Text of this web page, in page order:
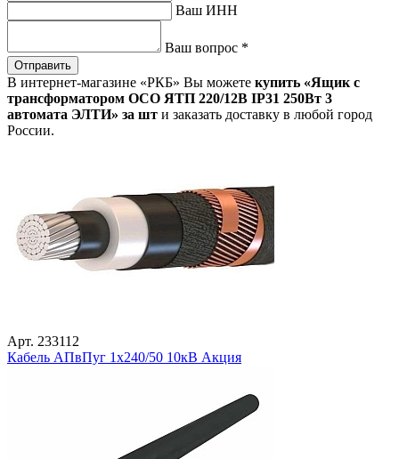
Ваш ИНН
Ваш вопрос *
Отправить
В интернет-магазине «РКБ» Вы можете купить «Ящик с
трансформатором ОСО ЯТП 220/12В IP31 250Вт 3
автомата ЭЛТИ» за шт и заказать доставку в любой город
России.
Арт. 233112
Кабель АПвПуг 1х240/50 10кВ Акция